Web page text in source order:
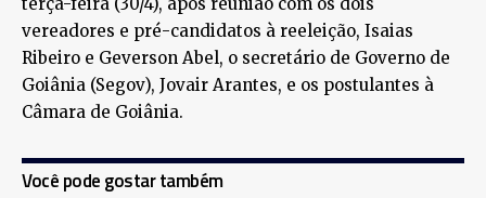
terça-feira (30/4), após reunião com os dois
vereadores e pré-candidatos à reeleição, Isaias
Ribeiro e Geverson Abel, o secretário de Governo de
Goiânia (Segov), Jovair Arantes, e os postulantes à
Câmara de Goiânia.
Você pode gostar também